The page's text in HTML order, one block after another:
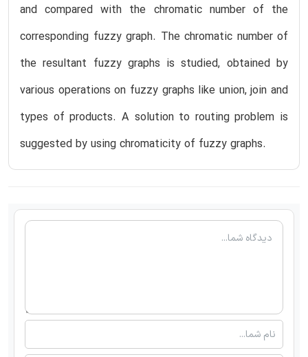
and compared with the chromatic number of the
corresponding fuzzy graph. The chromatic number of
the resultant fuzzy graphs is studied, obtained by
various operations on fuzzy graphs like union, join and
types of products. A solution to routing problem is
suggested by using chromaticity of fuzzy graphs.